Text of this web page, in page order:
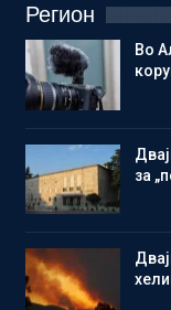
Регион
Во
за